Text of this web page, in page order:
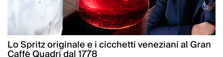
Lo Spritz originale e i cicchetti veneziani al Gran